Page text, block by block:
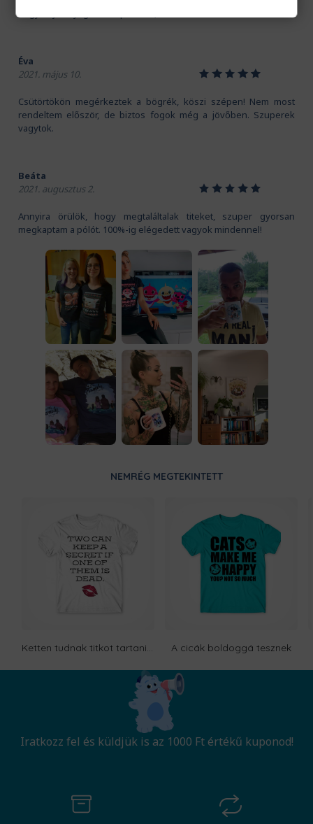
Éva
2021. május 10.
12345
Csütörtökön megérkeztek a bögrék, köszi szépen! Nem most
rendeltem először, de biztos fogok még a jövőben. Szuperek
vagytok.
Beáta
2021. augusztus 2.
12345
Annyira örülök, hogy megtaláltalak titeket, szuper gyorsan
megkaptam a pólót. 100%-ig elégedett vagyok mindennel!
NEMRÉG MEGTEKINTETT
Ketten tudnak titkot tartani, ha ez egyikük halott A cicák boldoggá tesznek
Iratkozz fel és küldjük is az 1000 Ft értékű kuponod!